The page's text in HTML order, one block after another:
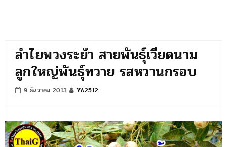
ลำไยพวงระย้า สายพันธุ์เวียดนาม
ลูกใหญ่พันธุ์ทวาย รสหวานกรอบ
9 ธันวาคม 2013 YA2512